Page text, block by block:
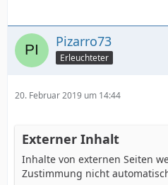
Pizarro73
Erleuchteter
20. Februar 2019 um 14:44
Externer Inhalt
Inhalte von externen Seiten
Zustimmung nicht